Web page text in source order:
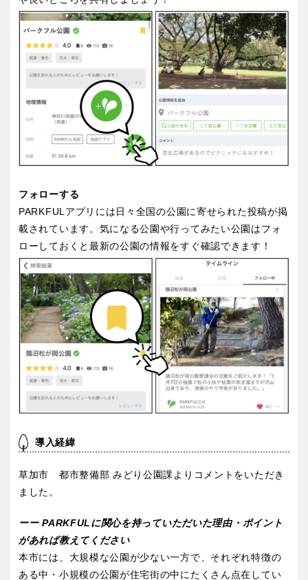
特徴で探す
フォローする
PARKFULアプリには日々全国の公園に寄せられた投稿が掲
載されています。気になる公園や行ってみたい公園はフォ
ローしておくと最新の公園の情報をすぐ確認できます！
導入経緯
草加市 都市整備部 みどり公園課よりコメントをいただき
ました。
ーー PARKFULに関心を持っていただいた理由・ポイント
があれば教えてください
本市には、大規模な公園が少ない一方で、それぞれ特徴の
ある中・小規模の公園が住宅街の中にたくさん点在してい